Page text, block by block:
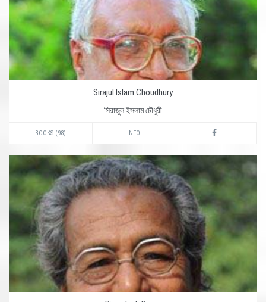
Sirajul Islam Choudhury
সিরাজুল ইসলাম চৌধুরী
BOOKS (98) INFO